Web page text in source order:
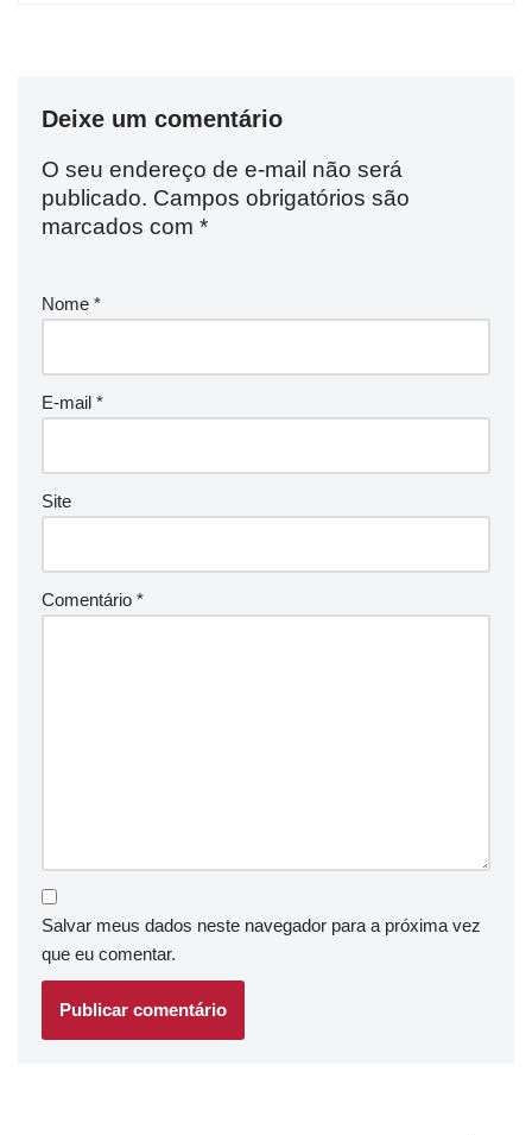
Deixe um comentário
O seu endereço de e-mail não será
publicado. Campos obrigatórios são
marcados com *
Nome *
E-mail *
Site
Comentário *
Salvar meus dados neste navegador para a próxima vez
que eu comentar.